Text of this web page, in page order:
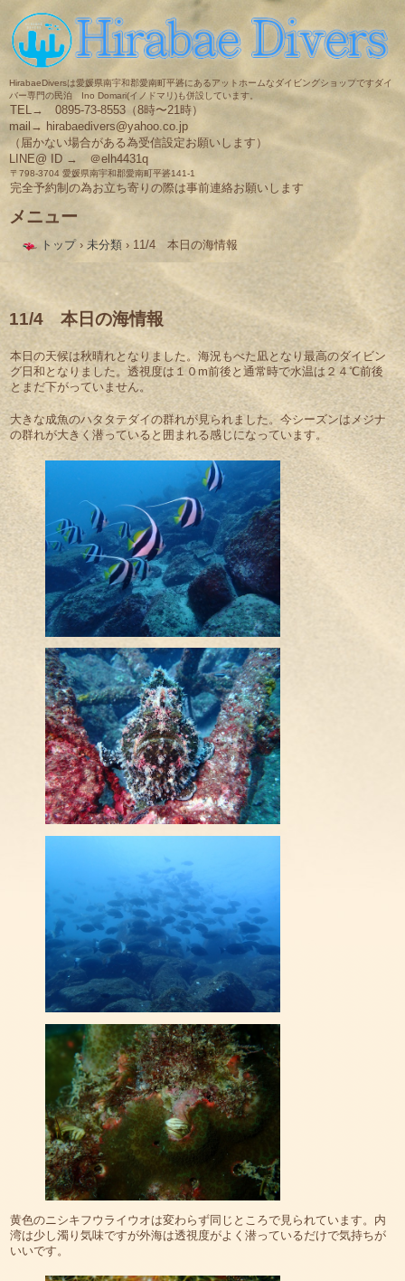
HirabaeDiversは愛媛県南宇和郡愛南町平碆にあるアットホームなダイビングショップですダイ
バー専門の民泊 Ino Domari(イノドマリ)も併設しています。
TEL→ 0895-73-8553（8時〜21時）
mail→ hirabaedivers@yahoo.co.jp
（届かない場合がある為受信設定お願いします）
LINE@ ID → ＠elh4431q
〒798-3704 愛媛県南宇和郡愛南町平碆141-1
完全予約制の為お立ち寄りの際は事前連絡お願いします
メニュー
へ
ス
ッ
プ
トップ › 未分類 › 11/4 本日の海情報
11/4 本日の海情報
本日の天候は秋晴れとなりました。海況もべた凪となり最高のダイビン
グ日和となりました。透視度は１０m前後と通常時で水温は２４℃前後
とまだ下がっていません。
大きな成魚のハタタテダイの群れが見られました。今シーズンはメジナ
の群れが大きく潜っていると囲まれる感じになっています。
黄色のニシキフウライウオは変わらず同じところで見られています。内
湾は少し濁り気味ですが外海は透視度がよく潜っているだけで気持ちが
いいです。